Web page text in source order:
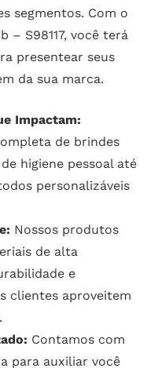
segmentos. Com o
– S98117, você terá
presentear seus
da sua marca.
Impactam:
de brindes
higiene pessoal até
personalizáveis
Nossos produtos
de alta
e
clientes aproveitem
Contamos com
para auxiliar você